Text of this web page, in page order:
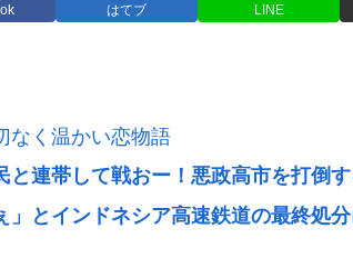
はてブ LINE
なく温かい恋物語
連帯して戦おー！悪政高市を打倒す
」とインドネシア高速鉄道の最終処